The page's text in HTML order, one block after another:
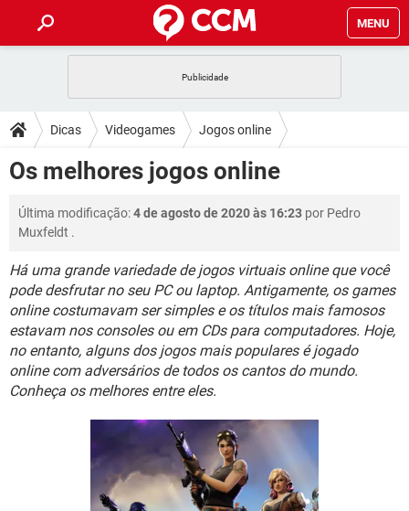
MENU
CELULAR FACEBOOK
OUTLOOK EXCEL
GUIA DE COMPRAS
DICAS
JOGOS
CELULAR FACEBOOK
OUTLOOK EXCEL
GUIA DE COMPRAS
DOWNLOADS
CELULAR
INSTAGRAM GMAIL
FÓRUM
CELULAR FACEBOOK
OUTLOOK EXCEL
INSTAGRAM GMAIL
GUIA DE COMPRAS
JOGOS WHATSAPP
OUTLOOK EXCEL
INSTAGRAM
Dicas Videogames Jogos online
Os melhores jogos online
Última modificação:4 de agosto de 2020 às 16:23 por Pedro
Muxfeldt .
Há uma grande variedade de jogos virtuais online que você
pode desfrutar no seu PC ou laptop. Antigamente, os games
online costumavam ser simples e os títulos mais famosos
estavam nos consoles ou em CDs para computadores. Hoje,
no entanto, alguns dos jogos mais populares é jogado
online com adversários de todos os cantos do mundo.
Conheça os melhores entre eles.